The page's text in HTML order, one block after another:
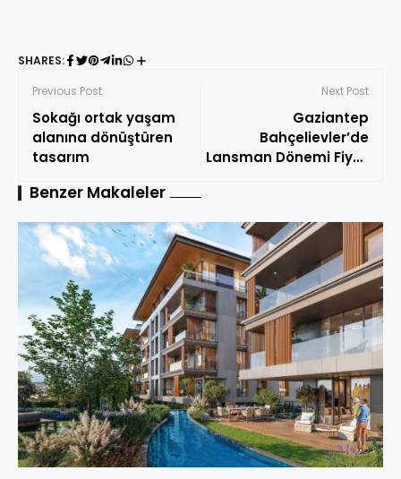
SHARES:
Previous Post
Sokağı ortak yaşam
alanına dönüştüren
tasarım
Next Post
Gaziantep
Bahçelievler’de
Lansman Dönemi Fiyat
Benzer Makaleler